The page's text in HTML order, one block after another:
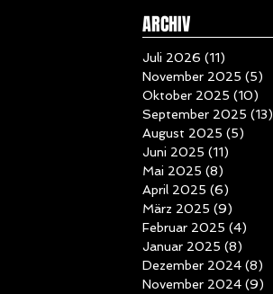
ARCHIV
Juli 2026 (11)
November 2025 (5)
Oktober 2025 (10)
September 2025 (13)
August 2025 (5)
Juni 2025 (11)
Mai 2025 (8)
April 2025 (6)
März 2025 (9)
Februar 2025 (4)
Januar 2025 (8)
Dezember 2024 (8)
November 2024 (9)